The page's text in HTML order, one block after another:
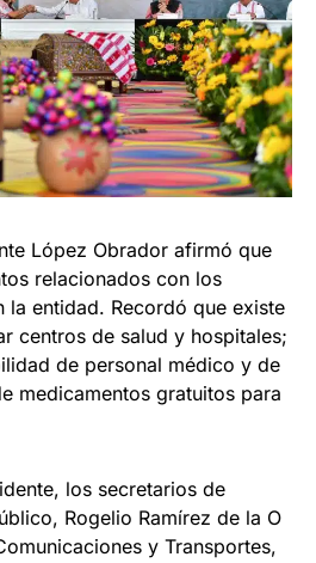
López Obrador afirmó que
relacionados con los
la entidad. Recordó que existe
centros de salud y hospitales;
de personal médico y de
medicamentos gratuitos para
los secretarios de
Rogelio Ramírez de la O
y Transportes,